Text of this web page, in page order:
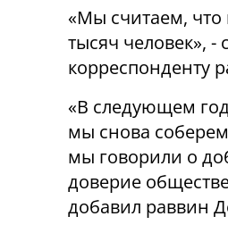
«Мы считаем, что
тысяч человек», -
корреспонденту
«В следующем
мы снова
мы говорили о
доверие
добавил раввин